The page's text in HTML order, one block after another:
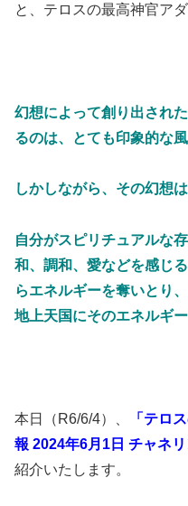
と、テロスの最高神官ア
幻想によって創り出され
るのは、とても印象的な風
しかしながら、その幻想
自分がスピリチュアルな
和、調和、愛などを感じ
らエネルギーを奪いとり
地上天国にそのエネルギ
本日（R6/6/4）、
「テロ
報 2024年6月1日 チャネ
紹介いたします。